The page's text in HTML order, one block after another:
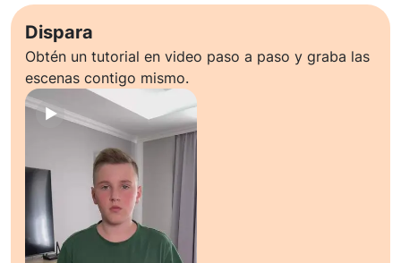
Dispara
Obtén un tutorial en video paso a paso y graba las
escenas contigo mismo.